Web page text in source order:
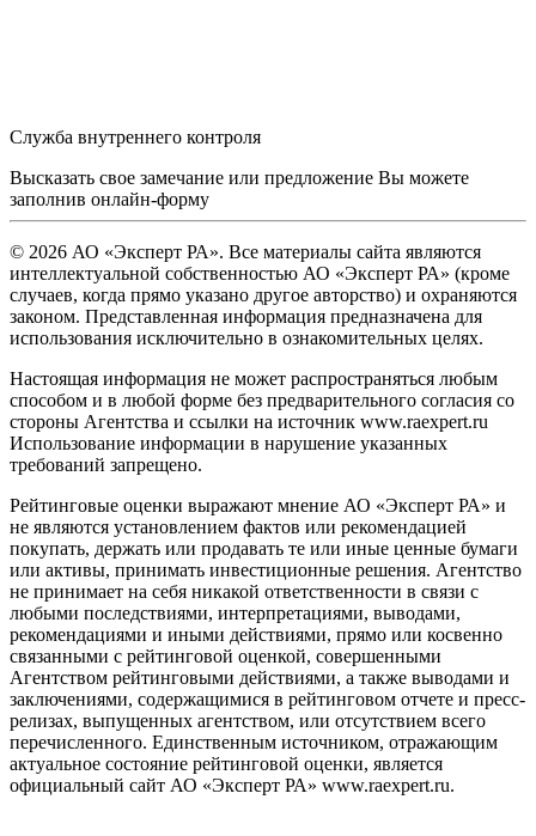
Служба внутреннего контроля
Высказать свое замечание или предложение Вы можете
заполнив онлайн-форму
© 2026 АО «Эксперт РА». Все материалы сайта являются
интеллектуальной собственностью АО «Эксперт РА» (кроме
случаев, когда прямо указано другое авторство) и охраняются
законом. Представленная информация предназначена для
использования исключительно в ознакомительных целях.
Настоящая информация не может распространяться любым
способом и в любой форме без предварительного согласия со
стороны Агентства и ссылки на источник www.raexpert.ru
Использование информации в нарушение указанных
требований запрещено.
Рейтинговые оценки выражают мнение АО «Эксперт РА» и
не являются установлением фактов или рекомендацией
покупать, держать или продавать те или иные ценные бумаги
или активы, принимать инвестиционные решения. Агентство
не принимает на себя никакой ответственности в связи с
любыми последствиями, интерпретациями, выводами,
рекомендациями и иными действиями, прямо или косвенно
связанными с рейтинговой оценкой, совершенными
Агентством рейтинговыми действиями, а также выводами и
заключениями, содержащимися в рейтинговом отчете и пресс-
релизах, выпущенных агентством, или отсутствием всего
перечисленного. Единственным источником, отражающим
актуальное состояние рейтинговой оценки, является
официальный сайт АО «Эксперт РА» www.raexpert.ru.